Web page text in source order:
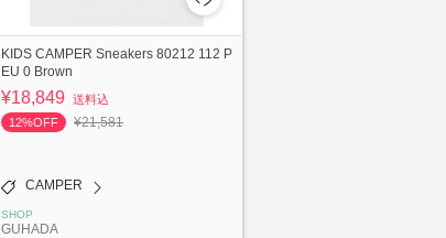
KIDS CAMPER Sneakers 80212 112 P
EU 0 Brown
¥18,849 送料込
12%OFF
¥21,581
CAMPER
SHOP
GUHADA